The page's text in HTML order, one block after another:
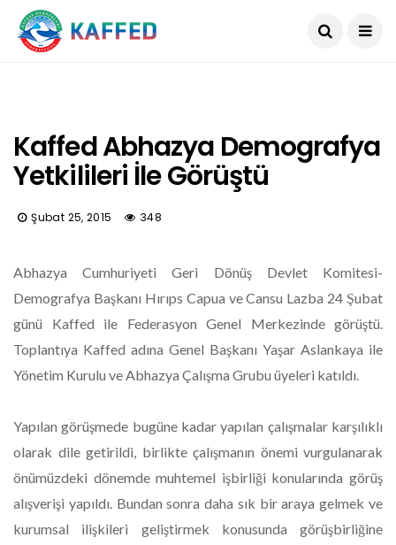
Kaffed Abhazya Demografya
Yetkilileri İle Görüştü
Şubat 25, 2015 348
Abhazya Cumhuriyeti Geri Dönüş Devlet Komitesi-
Demografya Başkanı Hırıps Capua ve Cansu Lazba 24 Şubat
günü Kaffed ile Federasyon Genel Merkezinde görüştü.
Toplantıya Kaffed adına Genel Başkanı Yaşar Aslankaya ile
Yönetim Kurulu ve Abhazya Çalışma Grubu üyeleri katıldı.
Yapılan görüşmede bugüne kadar yapılan çalışmalar karşılıklı
olarak dile getirildi, birlikte çalışmanın önemi vurgulanarak
önümüzdeki dönemde muhtemel işbirliği konularında görüş
alışverişi yapıldı. Bundan sonra daha sık bir araya gelmek ve
kurumsal ilişkileri geliştirmek konusunda görüşbirliğine